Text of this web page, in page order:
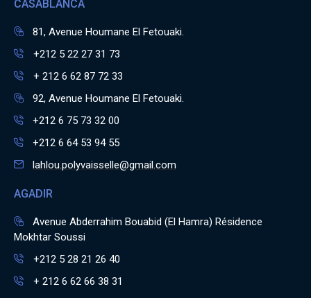
CASABLANCA
81, Avenue Houmane El Fetouaki.
+212 5 22 27 31 73
+ 212 6 62 87 72 33
92, Avenue Houmane El Fetouaki.
+212 6 75 73 32 00
+212 6 64 53 94 55
lahlou.polyvaisselle@gmail.com
AGADIR
Avenue Abderrahim Bouabid (El Hamra) Résidence
Mokhtar Soussi
+212 5 28 21 26 40
+ 212 6 62 66 38 31